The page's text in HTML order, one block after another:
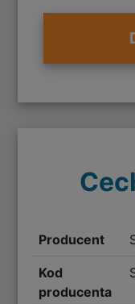
Producent
Kod
producenta